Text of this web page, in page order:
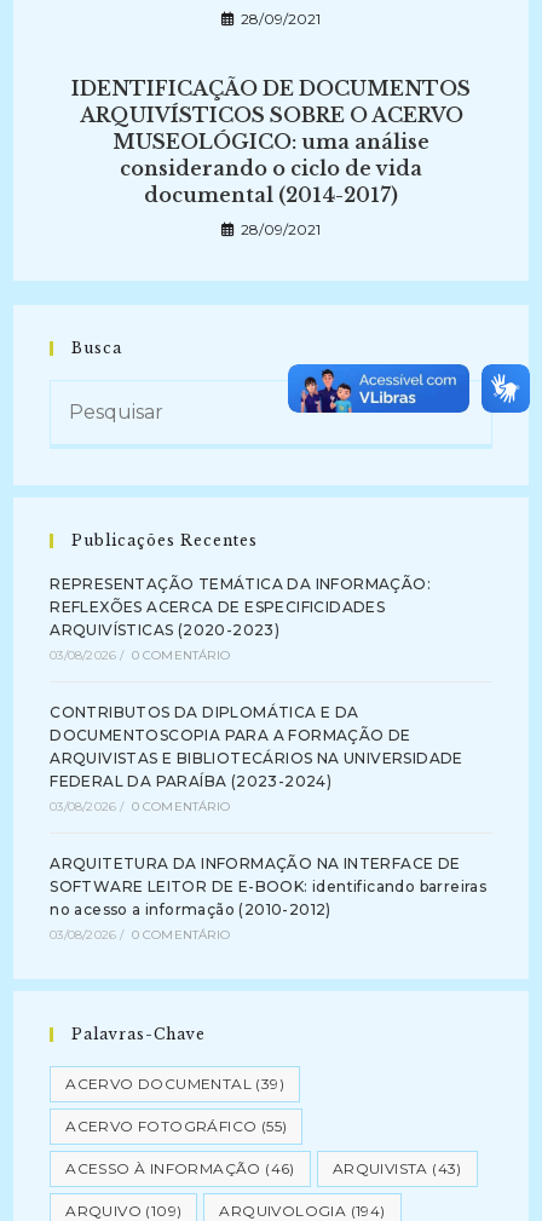
28/09/2021
IDENTIFICAÇÃO DE DOCUMENTOS
ARQUIVÍSTICOS SOBRE O ACERVO
MUSEOLÓGICO: uma análise
considerando o ciclo de vida
documental (2014-2017)
28/09/2021
Busca
Publicações Recentes
REPRESENTAÇÃO TEMÁTICA DA INFORMAÇÃO:
REFLEXÕES ACERCA DE ESPECIFICIDADES
ARQUIVÍSTICAS (2020-2023)
03/08/2026 / 0 COMENTÁRIO
CONTRIBUTOS DA DIPLOMÁTICA E DA
DOCUMENTOSCOPIA PARA A FORMAÇÃO DE
ARQUIVISTAS E BIBLIOTECÁRIOS NA UNIVERSIDADE
FEDERAL DA PARAÍBA (2023-2024)
03/08/2026 / 0 COMENTÁRIO
ARQUITETURA DA INFORMAÇÃO NA INTERFACE DE
SOFTWARE LEITOR DE E-BOOK: identificando barreiras
no acesso a informação (2010-2012)
03/08/2026 / 0 COMENTÁRIO
Palavras-Chave
ACERVO DOCUMENTAL (39)
ACERVO FOTOGRÁFICO (55)
ACESSO À INFORMAÇÃO (46) ARQUIVISTA (43)
ARQUIVO (109) ARQUIVOLOGIA (194)